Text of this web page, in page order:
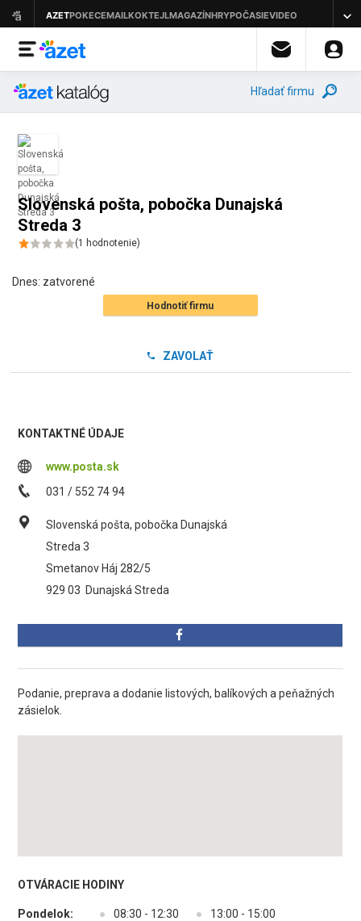
Hľadať firmu
Slovenská pošta, pobočka Dunajská
Streda 3
(1 hodnotenie)
Dnes: zatvorené
Hodnotiť firmu
ZAVOLAŤ
KONTAKTNÉ ÚDAJE
www.posta.sk
031 / 552 74 94
Slovenská pošta, pobočka Dunajská
Streda 3
Smetanov Háj 282/5
929 03 Dunajská Streda
Podanie, preprava a dodanie listových, balíkových a peňažných
zásielok.
OTVÁRACIE HODINY
Pondelok: ● 08:30 - 12:30 ●
13:00 - 15:00